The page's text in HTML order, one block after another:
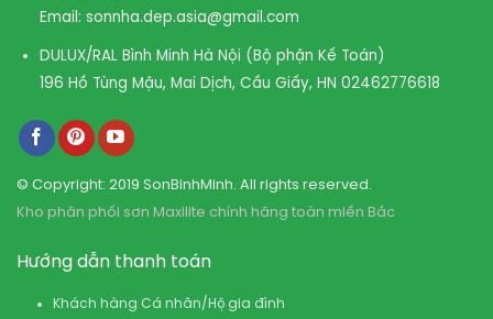
Email: sonnha.dep.asia@gmail.com
DULUX/RAL Bình Minh Hà Nội (Bộ phận Kế Toán)
196 Hồ Tùng Mậu, Mai Dịch, Cầu Giấy, HN 02462776618
© Copyright: 2019 SonBinhMinh. All rights reserved.
Kho phân phối sơn Maxilite chính hãng toàn miền Bắc
Hướng dẫn thanh toán
Khách hàng Cá nhân/Hộ gia đình